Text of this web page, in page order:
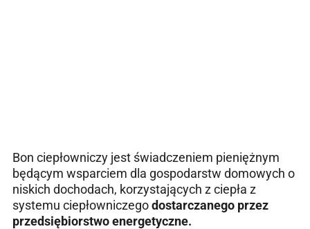
Bon ciepłowniczy jest świadczeniem pieniężnym
będącym wsparciem dla gospodarstw domowych o
niskich dochodach, korzystających z ciepła z
systemu ciepłowniczegodostarczanego przez
przedsiębiorstwo energetyczne.